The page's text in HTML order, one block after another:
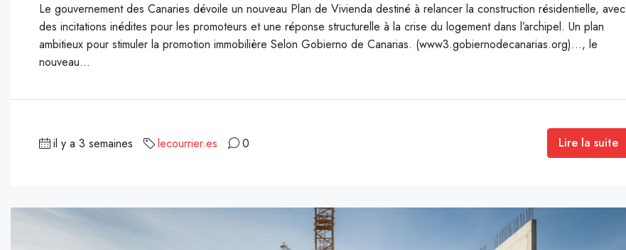
Le gouvernement des Canaries dévoile un nouveau Plan de Vivienda destiné à relancer la construction résidentielle, avec
des incitations inédites pour les promoteurs et une réponse structurelle à la crise du logement dans l’archipel. Un plan
ambitieux pour stimuler la promotion immobilière Selon Gobierno de Canarias. (www3.gobiernodecanarias.org)…, le
nouveau...
il y a 3 semaines lecourrier.es 0 Lire la suite